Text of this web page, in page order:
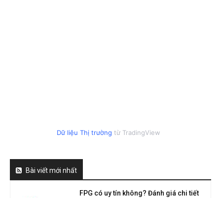
Dữ liệu Thị trường từ TradingView
Bài viết mới nhất
FPG có uy tín không? Đánh giá chi tiết